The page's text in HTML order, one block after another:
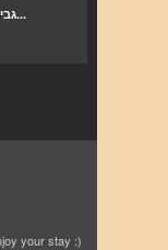
גבינת קוטג’ טבעונית- מתכון להכנה...
your stay :)